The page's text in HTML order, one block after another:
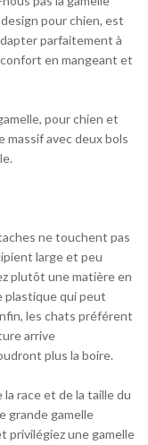
pour chien, est
parfaitement à
en mangeant et
pour chien et
massif avec deux bols
ne touchent pas
large et peu
plutôt une matière en
plastique qui peut
les chats préférent
arrive
plus la boire.
race et de la taille du
grande gamelle
privilégiez une gamelle